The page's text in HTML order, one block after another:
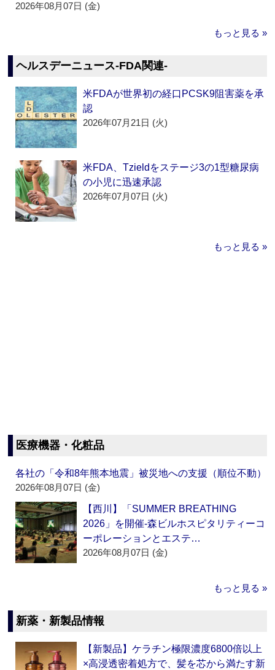
2026年08月07日 (金)
もっと見る »
ヘルスデーニュース‐FDA関連‐
米FDAが世界初の経口PCSK9阻害薬を承
認
2026年07月21日 (火)
米FDA、Tzieldをステージ3の1型糖尿病
の小児に迅速承認
2026年07月07日 (火)
もっと見る »
医療機器・化粧品
各社の「令和8年熊本地震」被災地への支援（順位不動）
2026年08月07日 (金)
【西川】「SUMMER BREATHING
2026」を開催‐森ビルホスピタリティーコ
ーポレーションとエステ…
2026年08月07日 (金)
もっと見る »
新薬・新製品情報
【新製品】ケラチン極限濃度6800倍以上
×高浸透密着処方で、髪を芯から満たす新